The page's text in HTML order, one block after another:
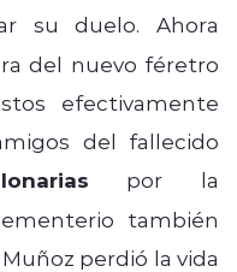
su duelo. Ahora
del nuevo féretro
efectivamente
del fallecido
por la
también
perdió la vida